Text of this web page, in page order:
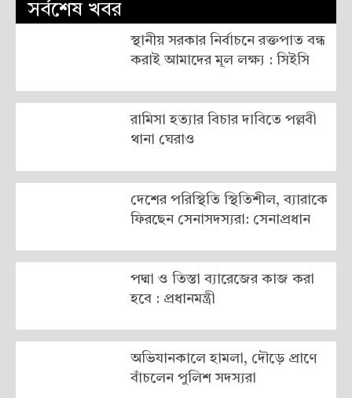
সর্বশেষ খবর
স্থানীয় সরকার নির্বাচনে রক্তপাত বন্ধ
করাই আমাদের মূল লক্ষ্য : সিইসি
রামিসা হত্যার বিচার দাবিতে পল্লবী
থানা ঘেরাও
দেশের পরিস্থিতি স্থিতিশীল, ব্যারাকে
ফিরছেন সেনাসদস্যরা: সেনাপ্রধান
পদ্মা ও তিস্তা ব্যারেজের কাজ করা
হবে : প্রধানমন্ত্রী
অভিযানকালে হামলা, দৌড়ে প্রাণে
বাঁচলেন পুলিশ সদস্যরা